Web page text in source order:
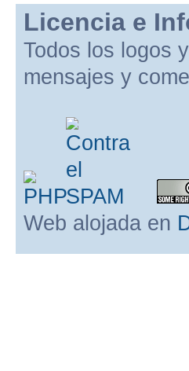
Licencia e
Todos los logos
mensajes y
Web alojada en